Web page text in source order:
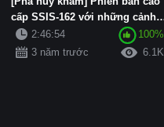
cấp SSIS-162 với những cảnh
quay chưa được công bố! B...
2:46:54
100%
3 năm trước
6.1K